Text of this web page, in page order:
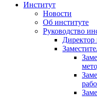
Институт
Новости
Об институте
Руководство
Директор